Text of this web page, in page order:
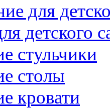
для
детского
стульчики
столы
кровати